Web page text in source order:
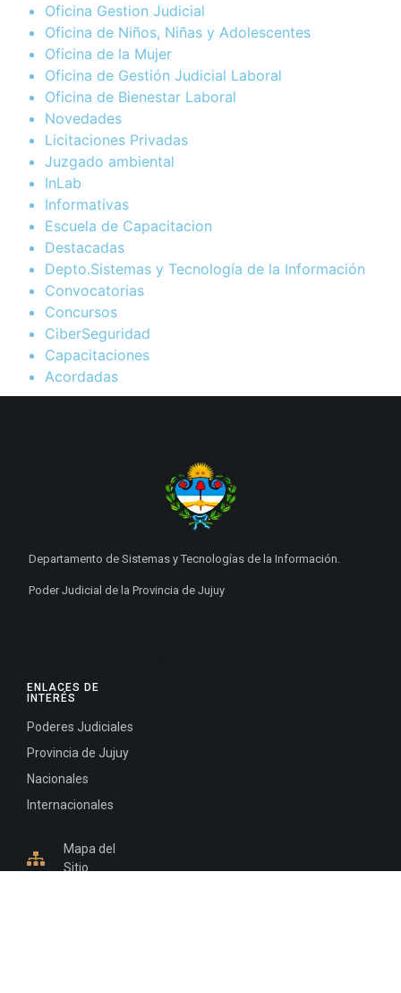
Oficina Gestion Judicial
Oficina de Niños, Niñas y Adolescentes
Oficina de la Mujer
Oficina de Gestión Judicial Laboral
Oficina de Bienestar Laboral
Novedades
Licitaciones Privadas
Juzgado ambiental
InLab
Informativas
Escuela de Capacitacion
Destacadas
Depto.Sistemas y Tecnología de la Información
Convocatorias
Concursos
CiberSeguridad
Capacitaciones
Acordadas
ENLACES DE
INTERÉS
Poderes Judiciales
Provincia de Jujuy
Nacionales
Internacionales
Mapa del
Sitio
Departamento de Sistemas y Tecnologías de la Información.
Poder Judicial de la Provincia de Jujuy